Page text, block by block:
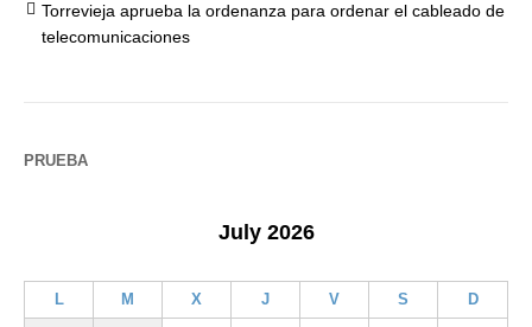
Torrevieja aprueba la ordenanza para ordenar el cableado de
telecomunicaciones
PRUEBA
July 2026
L M X J V S D